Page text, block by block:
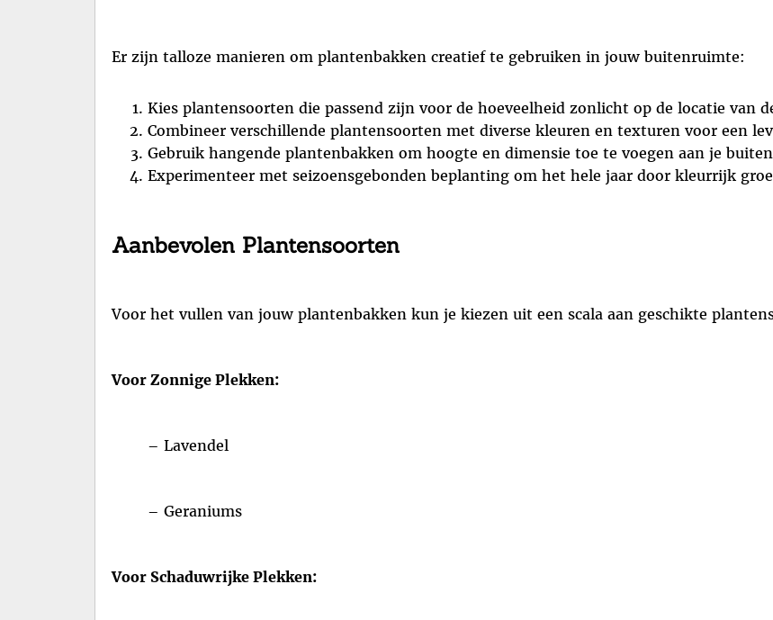
Er zijn talloze manieren om plantenbakken creatief te gebruiken in jouw buitenruimte:
Kies plantensoorten die passend zijn voor de hoeveelheid zonlicht op de locatie van
Combineer verschillende plantensoorten met diverse kleuren en texturen voor een
Gebruik hangende plantenbakken om hoogte en dimensie toe te voegen aan je
Experimenteer met seizoensgebonden beplanting om het hele jaar door kleurrijk
Aanbevolen Plantensoorten
Voor het vullen van jouw plantenbakken kun je kiezen uit een scala aan geschikte
Voor Zonnige Plekken:
– Lavendel
– Geraniums
Voor Schaduwrijke Plekken: